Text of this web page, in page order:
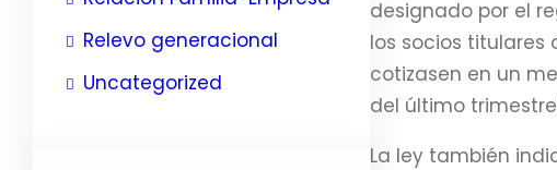
Relevo generacional
Uncategorized
designado por el
los socios titulares
cotizasen en un
del último
La ley también